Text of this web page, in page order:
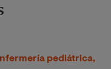
pediátrica,